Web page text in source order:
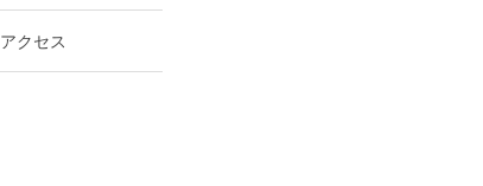
アクセス